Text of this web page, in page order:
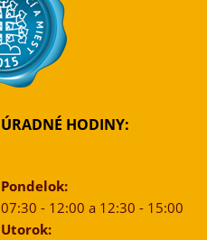
ÚRADNÉ HODINY:
Pondelok:
07:30 - 12:00 a 12:30 - 15:00
Utorok: